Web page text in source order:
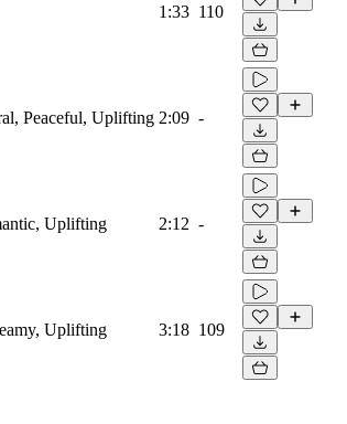
1:33 110
Peaceful, Uplifting 2:09 -
Uplifting 2:12 -
Uplifting 3:18 109